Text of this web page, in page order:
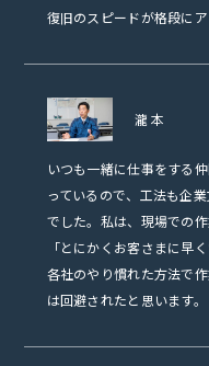
復旧のスピードが格段に
瀧本
いつも一緒に仕事をする
っているので、工法も企
でした。私は、現場での
「とにかくお客さまに早
各社のやり慣れた方法で
は回避されたと思います。